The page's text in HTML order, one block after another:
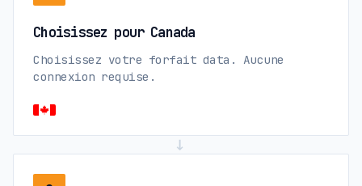
Choisissez pour Canada
Choisissez votre forfait data. Aucune
connexion requise.
→